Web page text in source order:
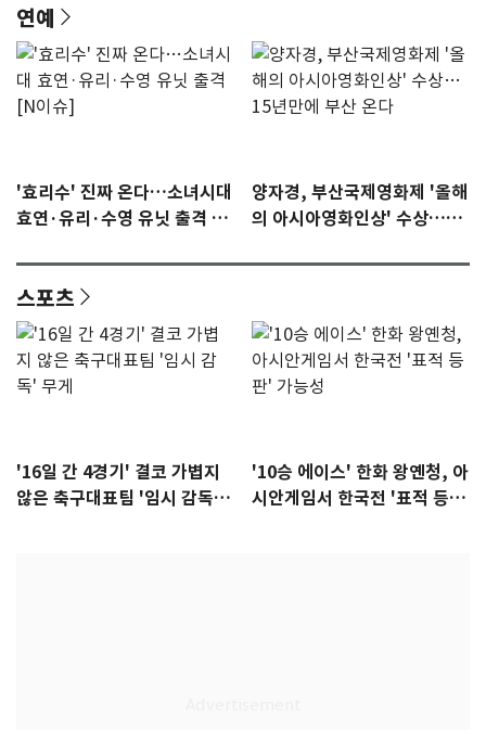
연예
'효리수' 진짜 온다…소녀시대
효연·유리·수영 유닛 출격 [N
양자경, 부산국제영화제 '올해
의 아시아영화인상' 수상…15
스포츠
'16일 간 4경기' 결코 가볍지
않은 축구대표팀 '임시 감독'
'10승 에이스' 한화 왕옌청, 아
시안게임서 한국전 '표적 등